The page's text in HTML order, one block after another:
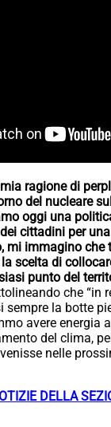
ragione di
del nucleare
oggi una
cittadini per
mi immagino che
scelta di
punto del
che “in
sempre la botte
avere energia
del clima,
nelle
DELLA